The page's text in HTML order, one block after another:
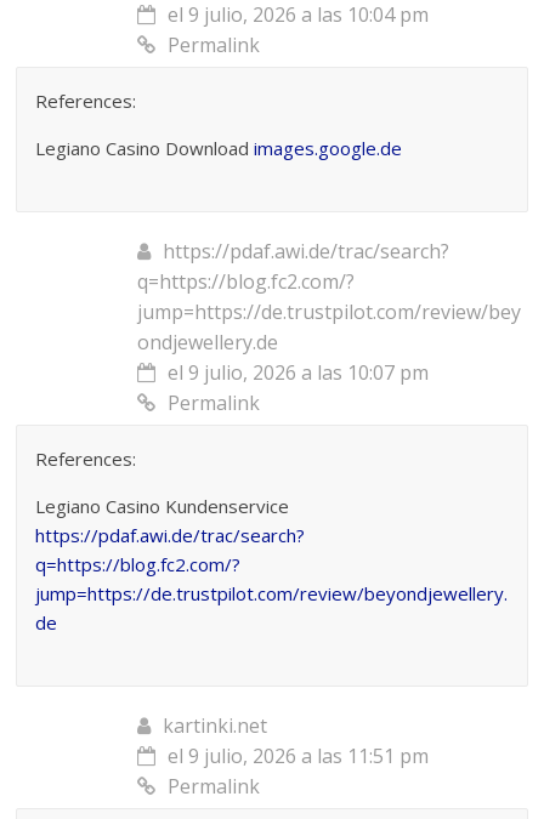
el 9 julio, 2026 a las 10:04 pm
Permalink
References:
Legiano Casino Downloadimages.google.de
https://pdaf.awi.de/trac/search?
q=https://blog.fc2.com/?
jump=https://de.trustpilot.com/review/bey
ondjewellery.de
el 9 julio, 2026 a las 10:07 pm
Permalink
References:
Legiano Casino Kundenservice
https://pdaf.awi.de/trac/search?
q=https://blog.fc2.com/?
jump=https://de.trustpilot.com/review/beyondjewellery.
de
kartinki.net
el 9 julio, 2026 a las 11:51 pm
Permalink